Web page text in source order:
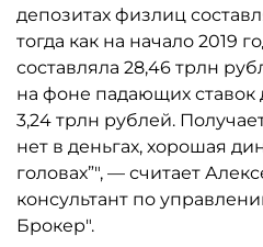
депозитах физлиц
тогда как на начало 2019
составляла 28,46 трлн
на фоне падающих
3,24 трлн рублей.
нет в деньгах, хорошая
головах”", — считает
консультант по
Брокер".